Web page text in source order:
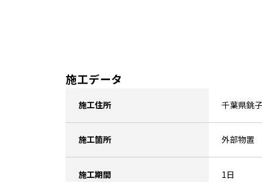
施工データ
施工住所 千葉県銚
施工箇所 外部物置
施工期間 1日